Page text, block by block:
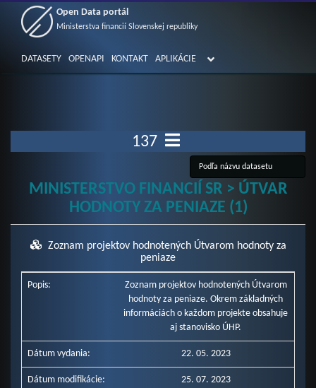
Open Data portál
Ministerstva financií Slovenskej republiky
DATASETY OPENAPI KONTAKT APLIKÁCIE
137
MINISTERSTVO FINANCIÍ SR > ÚTVAR
HODNOTY ZA PENIAZE (1)
Zoznam projektov hodnotených Útvarom hodnoty za
peniaze
Popis:
Zoznam projektov hodnotených Útvarom
hodnoty za peniaze. Okrem základných
informáciách o každom projekte obsahuje
aj stanovisko ÚHP.
Dátum vydania: 22. 05. 2023
Dátum modifikácie: 25. 07. 2023